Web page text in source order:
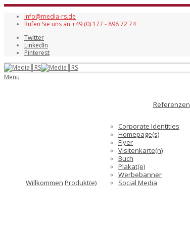
info@media-rs.de
Rufen Sie uns an +49 (0) 177 - 898 72 74
Twitter
LinkedIn
Pinterest
Menu
Willkommen Produkt(e)
Referenzen
Corporate Identities
Homepage(s)
Flyer
Visitenkarte(n)
Buch
Plakat(e)
Werbebanner
Social Media